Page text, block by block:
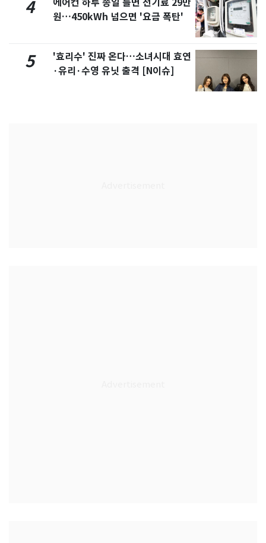
4
원…450kWh 넘으면 '요금 폭탄'
5
'효리수' 진짜 온다…소녀시대 효연
·유리·수영 유닛 출격 [N이슈]